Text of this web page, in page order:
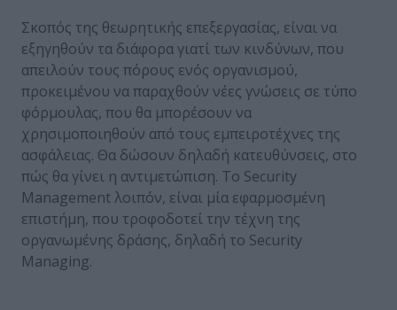
Σκοπός της θεωρητικής επεξεργασίας, είναι να
εξηγηθούν τα διάφορα γιατί των κινδύνων, που
απειλούν τους πόρους ενός οργανισμού,
προκειμένου να παραχθούν νέες γνώσεις σε τύπο
φόρμουλας, που θα μπορέσουν να
χρησιμοποιηθούν από τους εμπειροτέχνες της
ασφάλειας. Θα δώσουν δηλαδή κατευθύνσεις, στο
πώς θα γίνει η αντιμετώπιση. Το Security
Management λοιπόν, είναι μία εφαρμοσμένη
επιστήμη, που τροφοδοτεί την τέχνη της
οργανωμένης δράσης, δηλαδή το Security
Managing.